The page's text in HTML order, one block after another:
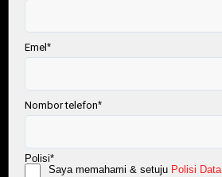
#QuranSolatInfak
World #QuranHour
MY #QURANTIME OFFICIAL is a
by Warisan Ummah Ikhlas
share videos related to